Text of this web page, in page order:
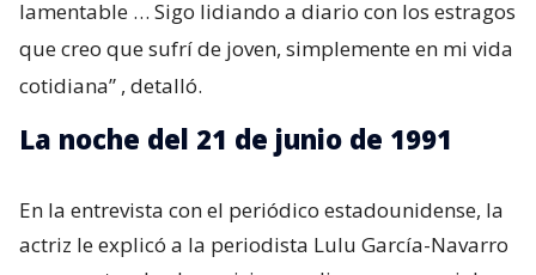
lamentable … Sigo lidiando a diario con los estragos
que creo que sufrí de joven, simplemente en mi vida
cotidiana” , detalló.
La noche del 21 de junio de 1991
En la entrevista con el periódico estadounidense, la
actriz le explicó a la periodista Lulu García-Navarro